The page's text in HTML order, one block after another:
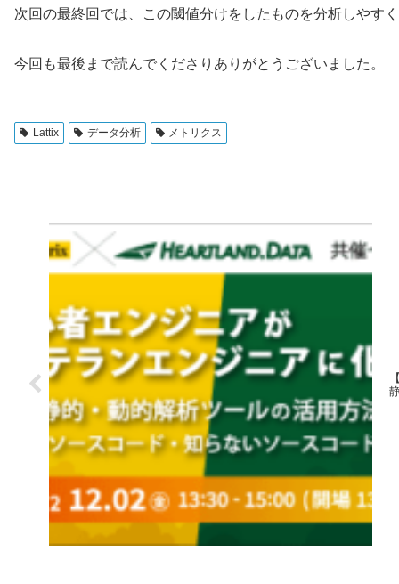
次回の最終回では、この閾値分けをしたものを分析しやす
今回も最後まで読んでくださりありがとうございました。
Lattix データ分析 メトリクス